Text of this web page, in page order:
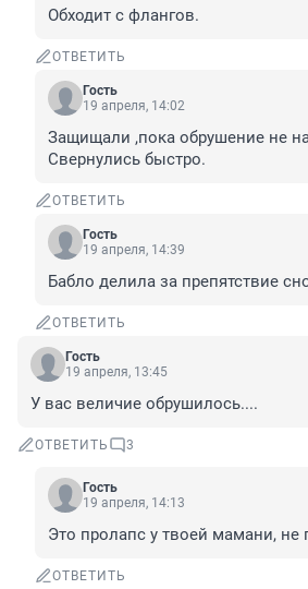
Обходит с флангов.
ОТВЕТИТЬ
Гость
19 апреля, 14:02
Защищали ,пока обрушение не
Свернулись быстро.
ОТВЕТИТЬ
Гость
19 апреля, 14:39
Бабло делила за препятствие
ОТВЕТИТЬ
Гость
19 апреля, 13:45
У вас величие обрушилось....
ОТВЕТИТЬ 3
Гость
19 апреля, 14:13
Это пролапс у твоей мамани, не
ОТВЕТИТЬ